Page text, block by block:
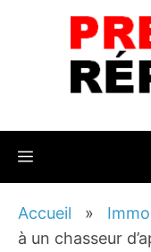
Menu
Accueil »
à un chasseur